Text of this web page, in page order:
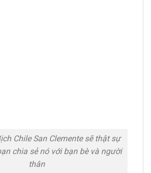
Chile San Clemente sẽ thật sự
chia sẻ nó với bạn bè và người
thân